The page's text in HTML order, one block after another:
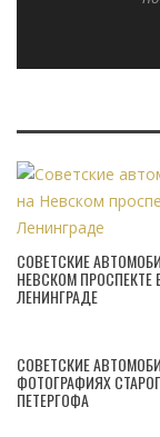
СОВЕТСКИЕ
НЕВСКОМ ПРОСПЕКТЕ
ЛЕНИНГРАДЕ
СОВЕТСКИЕ
ФОТОГРАФИЯХ
ПЕТЕРГОФА